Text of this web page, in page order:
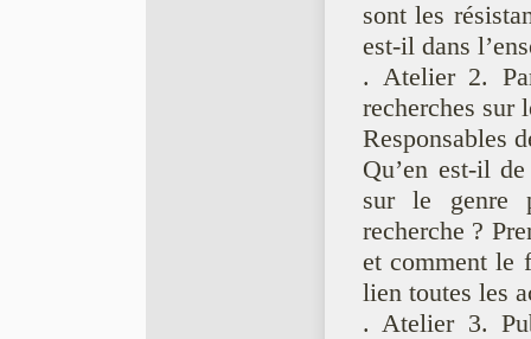
sont les
est-il dans
. Atelier 2.
recherches sur
Responsables
Qu’en est-il
sur le genre
recherche ?
et comment le
lien toutes les
. Atelier 3.